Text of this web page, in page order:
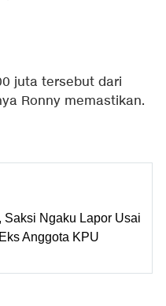
juta tersebut dari
Ronny memastikan.
Saksi Ngaku Lapor Usai
Anggota KPU